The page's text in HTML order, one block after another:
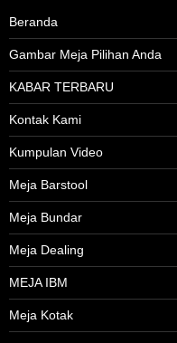
Beranda
Gambar Meja Pilihan Anda
KABAR TERBARU
Kontak Kami
Kumpulan Video
Meja Barstool
Meja Bundar
Meja Dealing
MEJA IBM
Meja Kotak